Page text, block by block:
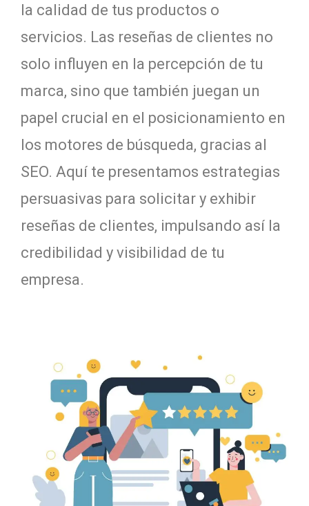
la calidad de tus productos o
servicios. Las reseñas de clientes no
solo influyen en la percepción de tu
marca, sino que también juegan un
papel crucial en el posicionamiento en
los motores de búsqueda, gracias al
SEO. Aquí te presentamos estrategias
persuasivas para solicitar y exhibir
reseñas de clientes, impulsando así la
credibilidad y visibilidad de tu
empresa.